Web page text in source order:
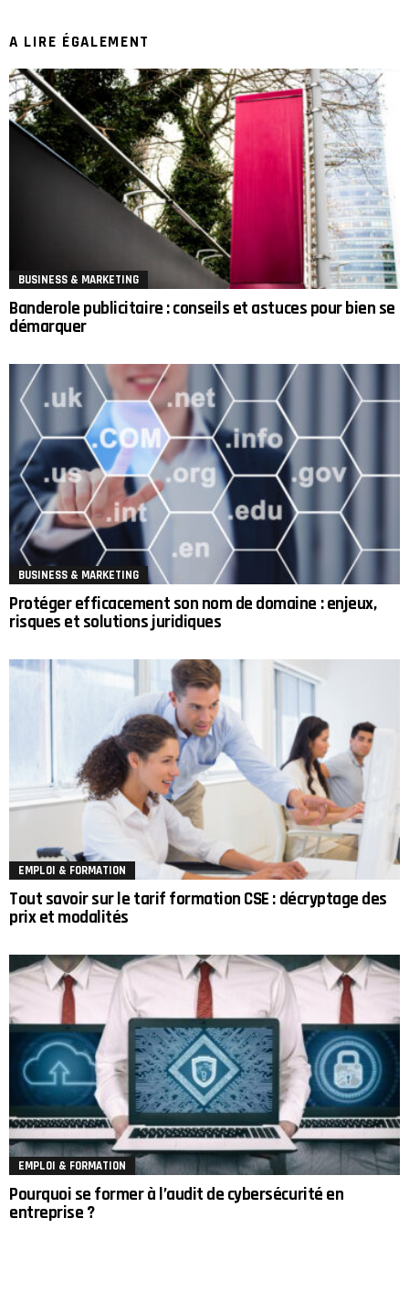
A LIRE ÉGALEMENT
BUSINESS & MARKETING
Banderole publicitaire : conseils et astuces pour bien se
démarquer
BUSINESS & MARKETING
Protéger efficacement son nom de domaine : enjeux,
risques et solutions juridiques
EMPLOI & FORMATION
Tout savoir sur le tarif formation CSE : décryptage des
prix et modalités
EMPLOI & FORMATION
Pourquoi se former à l’audit de cybersécurité en
entreprise ?